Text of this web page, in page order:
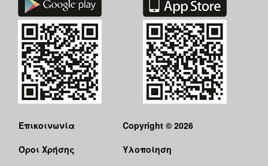
Επικοινωνία
Όροι Χρήσης
Copyright © 2026
Υλοποίηση